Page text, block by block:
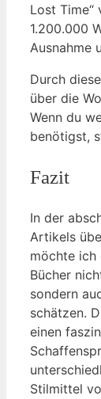
Lost Time“
1.200.000
Ausnahme
Durch
über die
Wenn du
benötigst,
Fazit
In der
Artikels
möchte ich
Bücher
sondern
schätzen.
einen
Stilmittel